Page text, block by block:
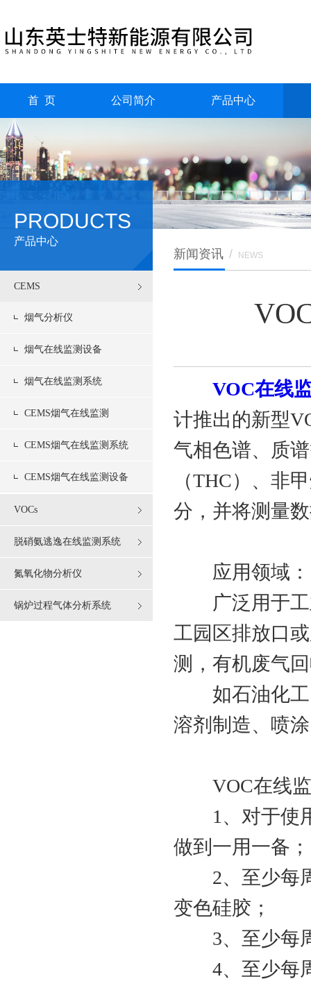
首 页 公司简介 产品中心
PRODUCTS
产品中心
CEMS
烟气分析仪
烟气在线监测设备
烟气在线监测系统
CEMS烟气在线监测
CEMS烟气在线监测系统
CEMS烟气在线监测设备
VOCs
脱硝氨逃逸在线监测系统
氮氧化物分析仪
锅炉过程气体分析系统
新闻资讯 / NEWS
VOC在线
计推出的新型
气相色谱、质
（THC）、非
分，并将测量
应用领域：
广泛用于工
工园区排放口
测，有机废气
如石油化工
溶剂制造、喷
VOC在线监
1、对于使用
做到一用一备；
2、至少每周
变色硅胶；
3、至少每周
4、至少每周